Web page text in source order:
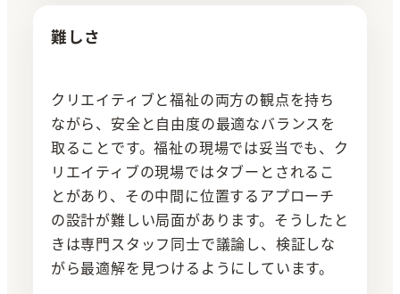
難しさ
クリエイティブと福祉の両方の観点を持ち
ながら、安全と自由度の最適なバランスを
取ることです。福祉の現場では妥当でも、ク
リエイティブの現場ではタブーとされるこ
とがあり、その中間に位置するアプローチ
の設計が難しい局面があります。そうしたと
きは専門スタッフ同士で議論し、検証しな
がら最適解を見つけるようにしています。